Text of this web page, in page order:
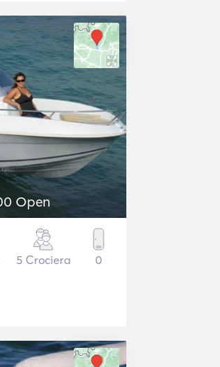
Open
5 Crociera 0